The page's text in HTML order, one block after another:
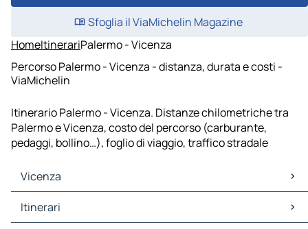
Sfoglia il ViaMichelin Magazine
HomeItinerariPalermo - Vicenza
Percorso Palermo - Vicenza - distanza, durata e costi -
ViaMichelin
Itinerario Palermo - Vicenza. Distanze chilometriche tra
Palermo e Vicenza, costo del percorso (carburante,
pedaggi, bollino…), foglio di viaggio, traffico stradale
Vicenza
Vicenza Mappe Piantine
Vicenza Traffico
Itinerari